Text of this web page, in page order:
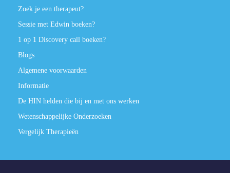
Zoek je een therapeut?
Sessie met Edwin boeken?
1 op 1 Discovery call boeken?
Blogs
Algemene voorwaarden
Informatie
De HIN helden die bij en met ons werken
Wetenschappelijke Onderzoeken
Vergelijk Therapieën